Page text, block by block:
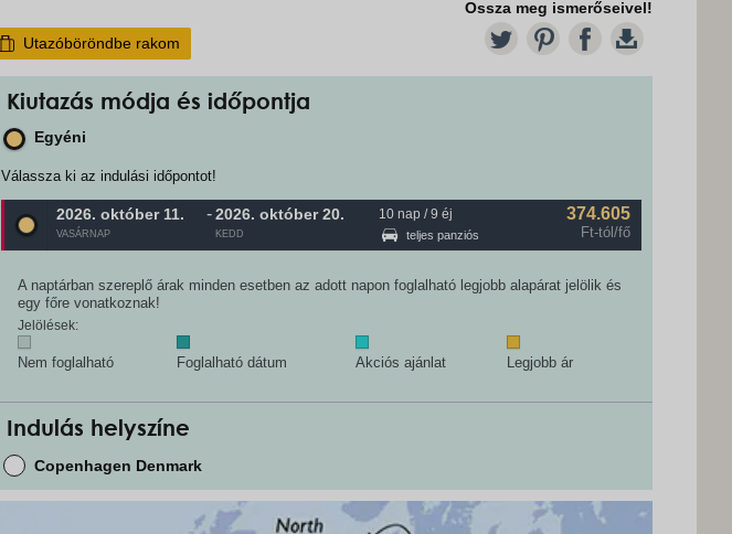
Ossza meg ismerőseivel!
Utazóböröndbe rakom
Kiutazás módja és időpontja
Egyéni
Válassza ki az indulási időpontot!
2026. október 11.
VASÁRNAP
- 2026. október 20.
KEDD
10 nap / 9 éj
teljes panziós
374.605
Ft-tól/fő
A naptárban szereplő árak minden esetben az adott napon foglalható legjobb alapárat jelölik és
egy főre vonatkoznak!
Jelölések:
Nem foglalható Foglalható dátum Akciós ajánlat Legjobb ár
Indulás helyszíne
Copenhagen Denmark